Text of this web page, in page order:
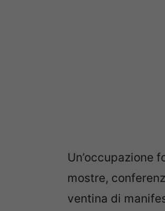
Un’occupazione
mostre,
ventina di